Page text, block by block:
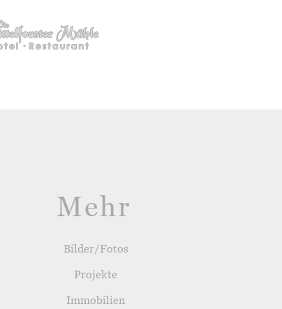
Mehr
Bilder/Fotos
Projekte
Immobilien